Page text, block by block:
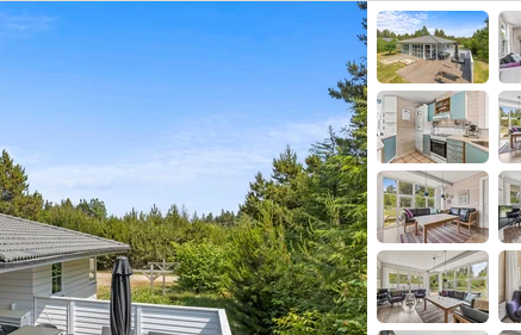
ydersæsonrabat
4 Personer
6 Personer
8 Personer
Sommerhuse i
Sommerhuse i
Sommerhuse i
Sommerhuse i
Sommerhuse i juleferien
Sommerhuse til nytår
Sommerhuse i Søndervig
Strand
Ho
Sommerhuse i Lodbjerg
Sommerhuse i Nr.